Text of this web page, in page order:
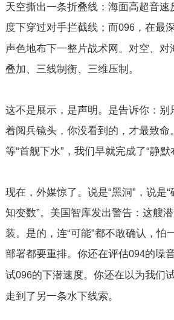
天空撕出一条折叠线；海面高超音速
度下穿过对手拦截线；而096，在最
声色地布下一整片战术网。对空、
叠加、三线制衡、三维压制。
这不是展示，是声明。是告诉你：别
着阅兵镜头，你没看到的，才最致命
等“首舰下水”，我们早就完成了“静默
现在，外媒惊了。说是“黑洞”，说是“
知变数”。美国智库发出警告：这艘
装。是的，连“可能”都不敢确认，怕
部署都要重排。你还在评估094的噪
试096的下潜速度。你还在以为我们
走到了另一条水下线索。